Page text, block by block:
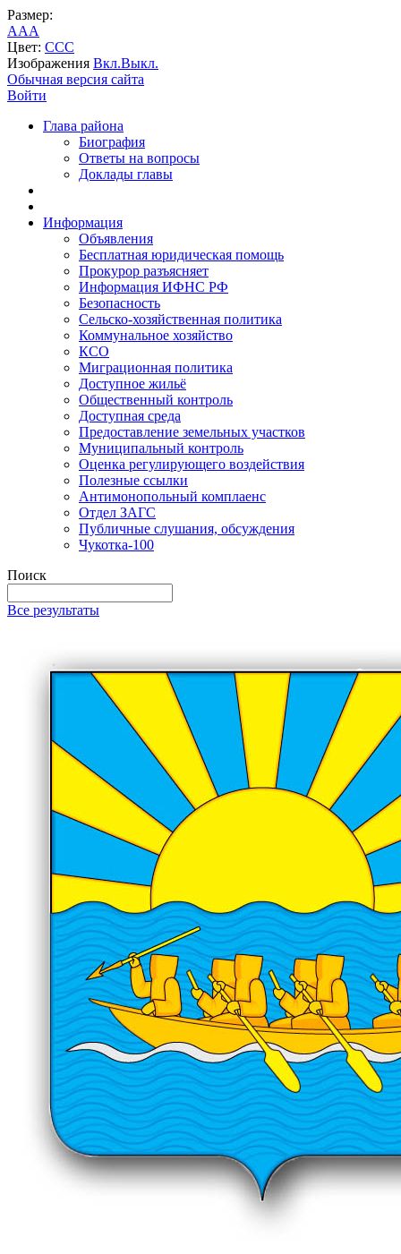
Размер:
AAA
Цвет: CCC
Изображения Вкл.Выкл.
Обычная версия сайта
Войти
Глава района
Биография
Ответы на вопросы
Доклады главы
Информация
Объявления
Бесплатная юридическая помощь
Прокурор разъясняет
Информация ИФНС РФ
Безопасность
Сельско-хозяйственная политика
Коммунальное хозяйство
КСО
Миграционная политика
Доступное жильё
Общественный контроль
Доступная среда
Предоставление земельных участков
Муниципальный контроль
Оценка регулирующего воздействия
Полезные ссылки
Антимонопольный комплаенс
Отдел ЗАГС
Публичные слушания, обсуждения
Чукотка-100
Поиск
Все результаты